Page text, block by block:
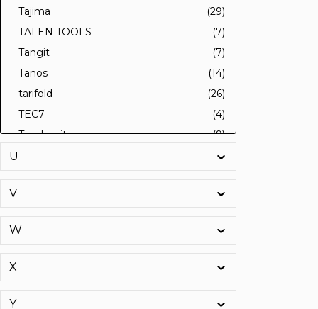
(29)
Tajima
(7)
TALEN TOOLS
(7)
Tangit
(14)
Tanos
(26)
tarifold
(4)
TEC7
(9)
Tecalemit
(1)
(103)
(6691)
TECWERK
U
V
W
X
Y